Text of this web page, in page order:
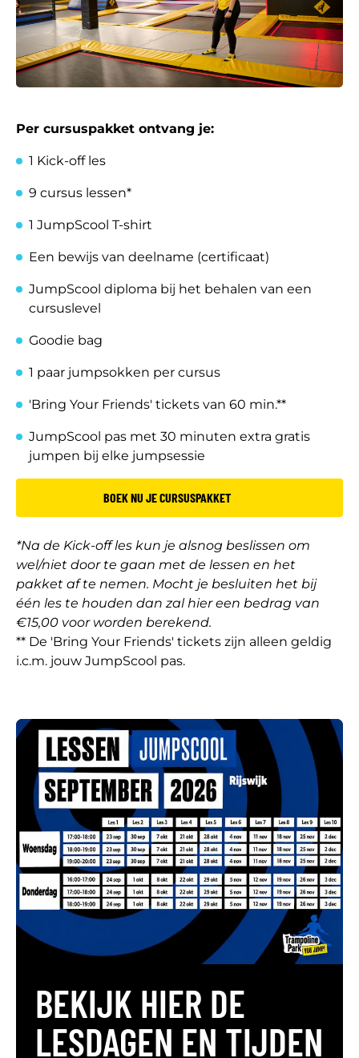
Per cursuspakket ontvang je:
1 Kick-off les
9 cursus lessen*
1 JumpScool T-shirt
Een bewijs van deelname (certificaat)
JumpScool diploma bij het behalen van een
cursuslevel
Goodie bag
1 paar jumpsokken per cursus
'Bring Your Friends' tickets van 60 min.**
JumpScool pas met 30 minuten extra gratis
jumpen bij elke jumpsessie
BOEK NU JE CURSUSPAKKET
*Na de Kick-off les kun je alsnog beslissen om
wel/niet door te gaan met de lessen en het
pakket af te nemen. Mocht je besluiten het bij
één les te houden dan zal hier een bedrag van
€15,00 voor worden berekend.
** De 'Bring Your Friends' tickets zijn alleen geldig
i.c.m. jouw JumpScool pas.
BEKIJK HIER DE
LESDAGEN EN TIJDEN